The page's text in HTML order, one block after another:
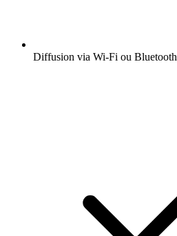
Diffusion via Wi-Fi ou Bluetooth